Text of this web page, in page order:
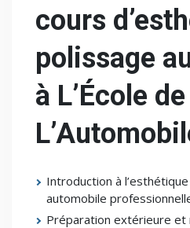
cours
polissage
à L’École de
Introduction à
automobile
Préparation extérieure et